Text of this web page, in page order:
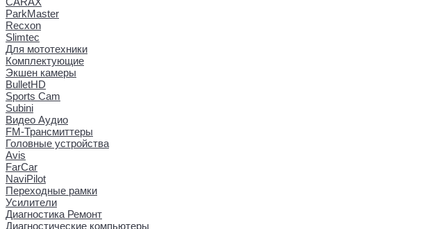
ParkMaster
Recxon
Slimtec
Для мототехники
Комплектующие
Экшен камеры
BulletHD
Sports Cam
Subini
Видео Аудио
FM-Трансмиттеры
Головные устройства
Avis
FarCar
NaviPilot
Переходные рамки
Усилители
Диагностика Ремонт
Диагностические компьютеры